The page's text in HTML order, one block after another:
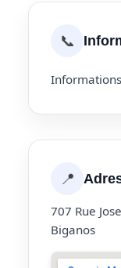
📞
📍
707 Rue
Biganos